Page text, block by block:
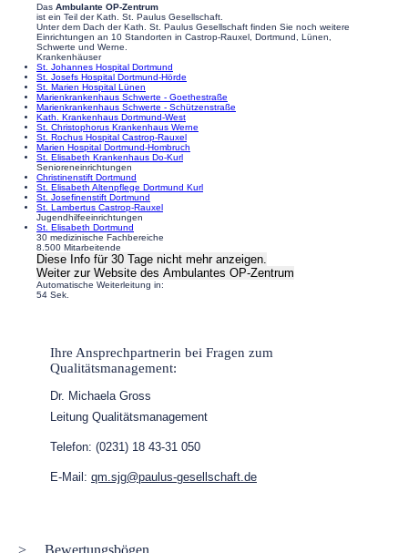
Das Ambulante OP-Zentrum
ist ein Teil der Kath. St. Paulus Gesellschaft.
Unter dem Dach der Kath. St. Paulus Gesellschaft finden Sie noch weitere
Einrichtungen an 10 Standorten in Castrop-Rauxel, Dortmund, Lünen,
Schwerte und Werne.
Krankenhäuser
St. Johannes Hospital Dortmund
St. Josefs Hospital Dortmund-Hörde
St. Marien Hospital Lünen
Marienkrankenhaus Schwerte - Goethestraße
Marienkrankenhaus Schwerte - Schützenstraße
Kath. Krankenhaus Dortmund-West
St. Christophorus Krankenhaus Werne
St. Rochus Hospital Castrop-Rauxel
Marien Hospital Dortmund-Hombruch
St. Elisabeth Krankenhaus Do-Kurl
Senioreneinrichtungen
Christinenstift Dortmund
St. Elisabeth Altenpflege Dortmund Kurl
St. Josefinenstift Dortmund
St. Lambertus Castrop-Rauxel
Jugendhilfeeinrichtungen
St. Elisabeth Dortmund
30 medizinische Fachbereiche
8.500 Mitarbeitende
Diese Info für 30 Tage nicht mehr anzeigen.
Weiter zur Website des Ambulantes OP-Zentrum
Automatische Weiterleitung in:
54 Sek.
Ihre Ansprechpartnerin bei Fragen zum
Qualitätsmanagement:
Dr. Michaela Gross
Leitung Qualitätsmanagement
Telefon: (0231) 18 43-31 050
E-Mail: qm.sjg@paulus-gesellschaft.de
Bewertungsbögen